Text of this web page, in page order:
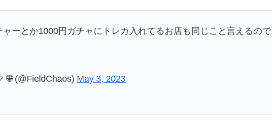
ーとか1000円ガチャにトレカ入れてるお店も同じこと言えるので
(@FieldChaos) May 3, 2023